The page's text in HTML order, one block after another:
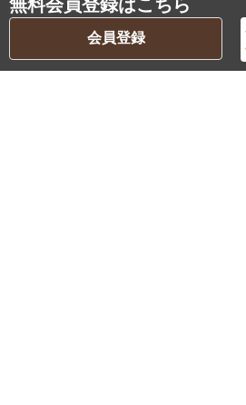
無料会員登録はこちら
会員登録